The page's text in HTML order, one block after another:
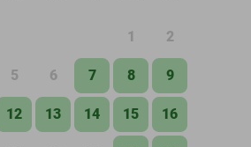
1 2
5 6 7 8 9
12 13 14 15 16